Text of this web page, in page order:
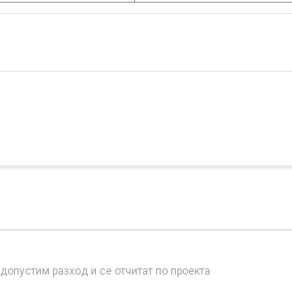
разход и се отчитат по проекта